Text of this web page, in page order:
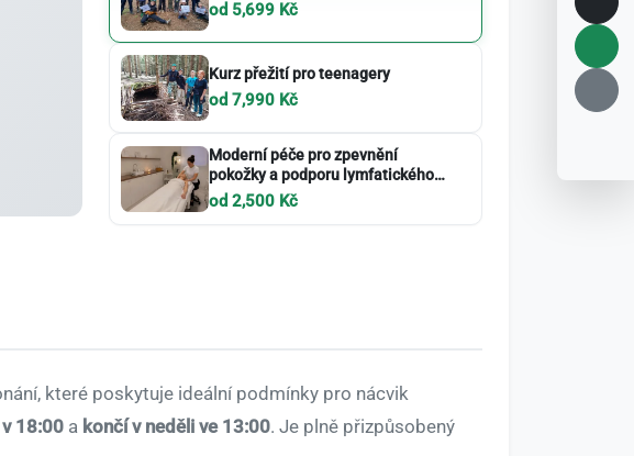
od 5,699 Kč
Kurz přežití pro teenagery
od 7,990 Kč
Moderní péče pro zpevnění
pokožky a podporu lymfatického
systému
od 2,500 Kč
které poskytuje ideální podmínky pro nácvik
18:00 a končí v neděli ve 13:00. Je plně přizpůsobený